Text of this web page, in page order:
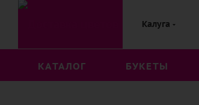
Калуга
КАТАЛОГ БУКЕТЫ